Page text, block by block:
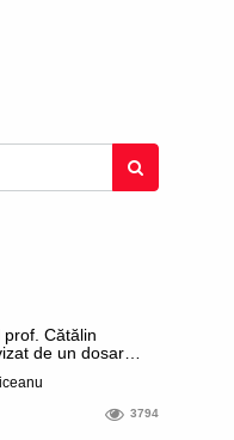
prof. Cătălin
de un dosar
a execuție
mai imundă parte a
inclusiv documente
3794